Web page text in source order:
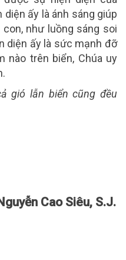
diện ấy là ánh sáng giúp
như luồng sáng soi
diện ấy là sức mạnh đỡ
nào trên biển, Chúa uy
gió lẫn biển cũng đều
Cao Siêu, S.J.